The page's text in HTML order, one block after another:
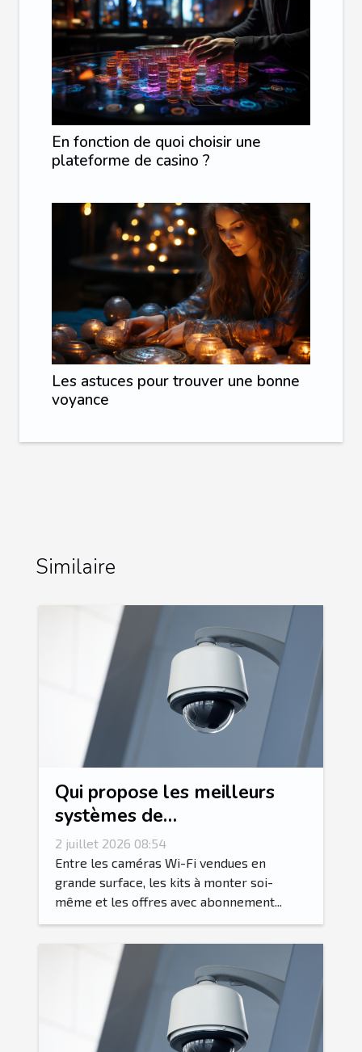
En fonction de quoi choisir une
plateforme de casino ?
Les astuces pour trouver une bonne
voyance
Similaire
Qui propose les meilleurs
systèmes de
vidéosurveillance dans le Var
?
2 juillet 2026 08:54
Entre les caméras Wi-Fi vendues en
grande surface, les kits à monter soi-
même et les offres avec abonnement...